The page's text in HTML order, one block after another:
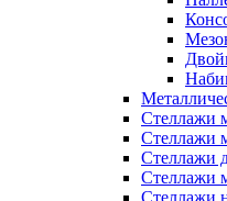
Стеллажи
Стеллажи
Стеллажи
Стеллажи
Стеллажи